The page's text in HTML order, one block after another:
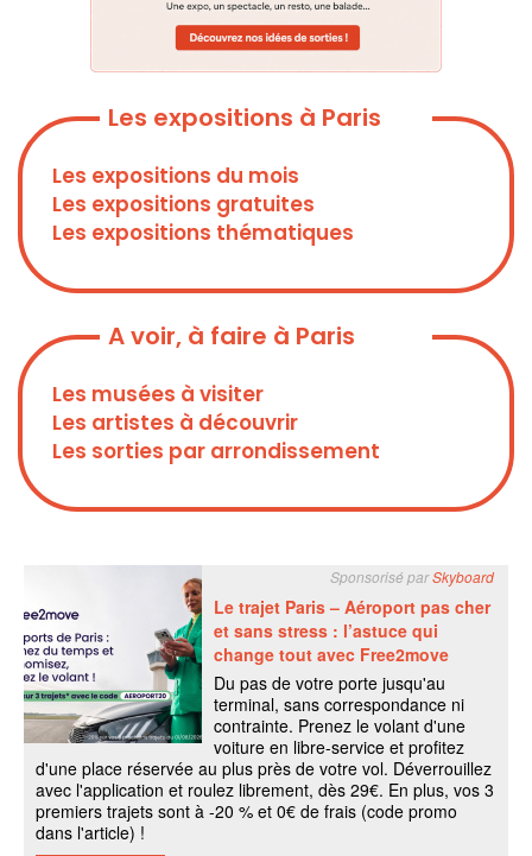
Les expositions à Paris
Les expositions du mois
Les expositions gratuites
Les expositions thématiques
A voir, à faire à Paris
Les musées à visiter
Les artistes à découvrir
Les sorties par arrondissement